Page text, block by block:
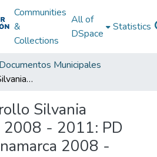
Communities
&
Collections
All of
DSpace
Statistics
Documentos Municipales
Plan de Desarrollo Silvania Cundinamarca 2008 - 2011: PD Silvania Cundinamarca 2008 - 2011
Silvania
2008 - 2011: PD
2008 -